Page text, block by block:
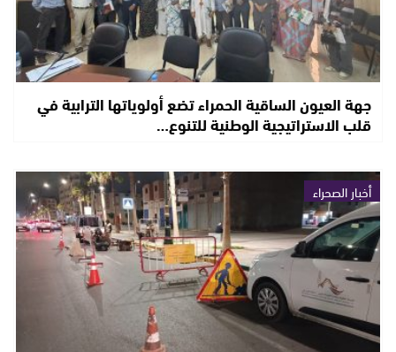
جهة العيون الساقية الحمراء تضع أولوياتها الترابية في
قلب الاستراتيجية الوطنية للتنوع…
أخبار الصحراء